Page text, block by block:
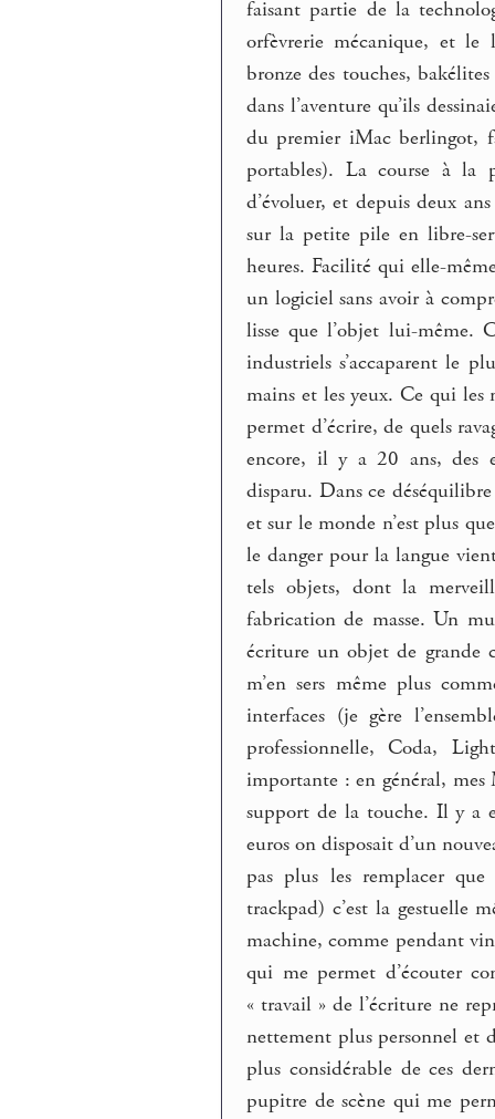
faisant partie de la
orfèvrerie mécanique, et le
bronze des touches,
dans l’aventure qu’ils
du premier iMac berlingot,
portables). La course à la
d’évoluer, et depuis deux
sur la petite pile en libre-
heures. Facilité qui elle-
un logiciel sans avoir à
lisse que l’objet lui-même.
industriels s’accaparent le
mains et les yeux. Ce qui les
permet d’écrire, de quels
encore, il y a 20 ans, des
disparu. Dans ce
et sur le monde n’est plus
le danger pour la langue
tels objets, dont la
fabrication de masse. Un
écriture un objet de grande
m’en sers même plus
interfaces (je gère
professionnelle, Coda,
importante : en général,
support de la touche. Il y a
euros on disposait d’un
pas plus les remplacer
trackpad) c’est la gestuelle
machine, comme pendant
qui me permet d’écouter
« travail » de l’écriture ne
nettement plus personnel et
plus considérable de ces
pupitre de scène qui me